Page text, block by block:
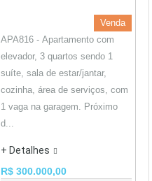
Venda
APA816 - Apartamento com
elevador, 3 quartos sendo 1
suíte, sala de estar/jantar,
cozinha, área de serviços, com
1 vaga na garagem. Próximo
d...
+ Detalhes
R$ 300.000,00